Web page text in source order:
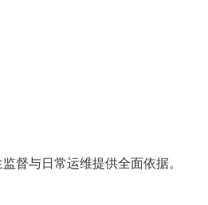
督与日常运维提供全面依据。